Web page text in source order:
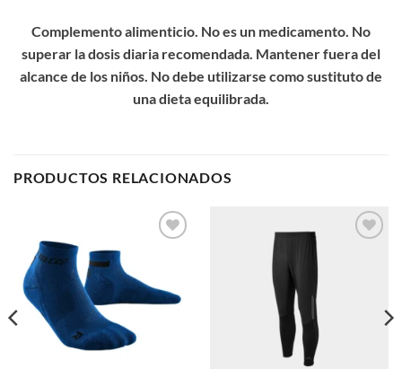
Complemento alimenticio. No es un medicamento. No
superar la dosis diaria recomendada. Mantener fuera del
alcance de los niños. No debe utilizarse como sustituto de
una dieta equilibrada.
PRODUCTOS RELACIONADOS